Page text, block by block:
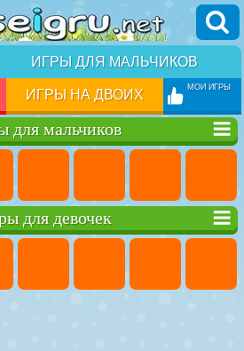
ИГРЫ ДЛЯ МАЛЬЧИКОВ
ИГРЫ НА ДВОИХ МОИ ИГРЫ
для мальчиков
для девочек